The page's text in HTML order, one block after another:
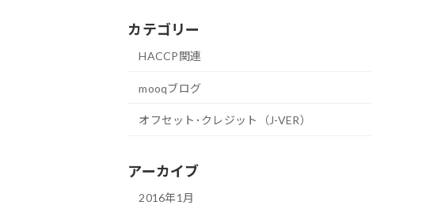
カテゴリー
HACCP関連
mooqブログ
オフセット･クレジット（J-VER）
アーカイブ
2016年1月